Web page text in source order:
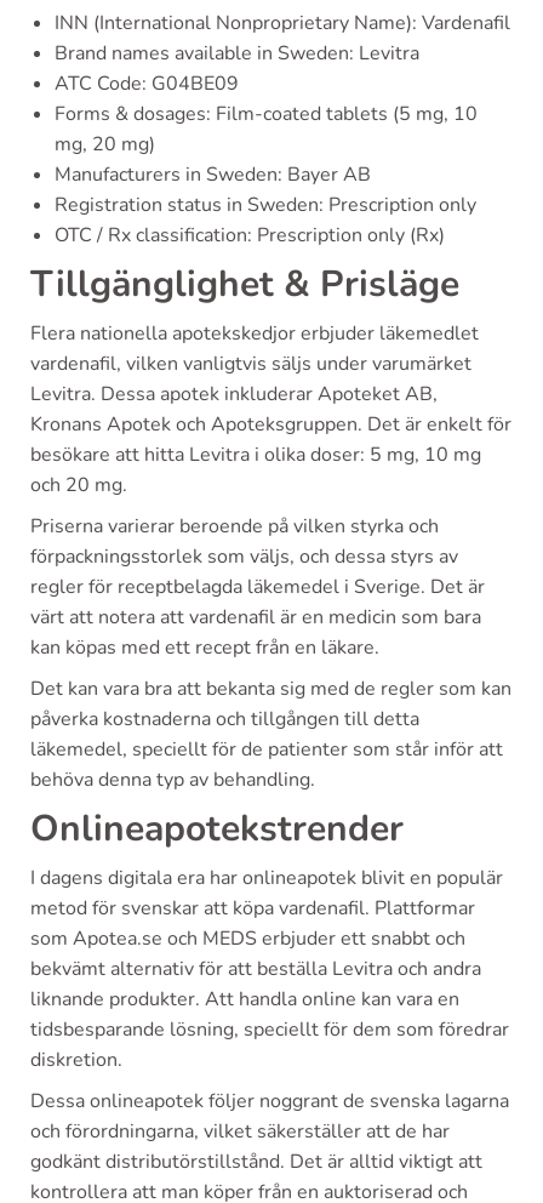
INN (International Nonproprietary Name): Vardenafil
Brand names available in Sweden: Levitra
ATC Code: G04BE09
Forms & dosages: Film-coated tablets (5 mg, 10
mg, 20 mg)
Manufacturers in Sweden: Bayer AB
Registration status in Sweden: Prescription only
OTC / Rx classification: Prescription only (Rx)
Tillgänglighet & Prisläge
Flera nationella apotekskedjor erbjuder läkemedlet
vardenafil, vilken vanligtvis säljs under varumärket
Levitra. Dessa apotek inkluderar Apoteket AB,
Kronans Apotek och Apoteksgruppen. Det är enkelt för
besökare att hitta Levitra i olika doser: 5 mg, 10 mg
och 20 mg.
Priserna varierar beroende på vilken styrka och
förpackningsstorlek som väljs, och dessa styrs av
regler för receptbelagda läkemedel i Sverige. Det är
värt att notera att vardenafil är en medicin som bara
kan köpas med ett recept från en läkare.
Det kan vara bra att bekanta sig med de regler som kan
påverka kostnaderna och tillgången till detta
läkemedel, speciellt för de patienter som står inför att
behöva denna typ av behandling.
Onlineapotekstrender
I dagens digitala era har onlineapotek blivit en populär
metod för svenskar att köpa vardenafil. Plattformar
som Apotea.se och MEDS erbjuder ett snabbt och
bekvämt alternativ för att beställa Levitra och andra
liknande produkter. Att handla online kan vara en
tidsbesparande lösning, speciellt för dem som föredrar
diskretion.
Dessa onlineapotek följer noggrant de svenska lagarna
och förordningarna, vilket säkerställer att de har
godkänt distributörstillstånd. Det är alltid viktigt att
kontrollera att man köper från en auktoriserad och